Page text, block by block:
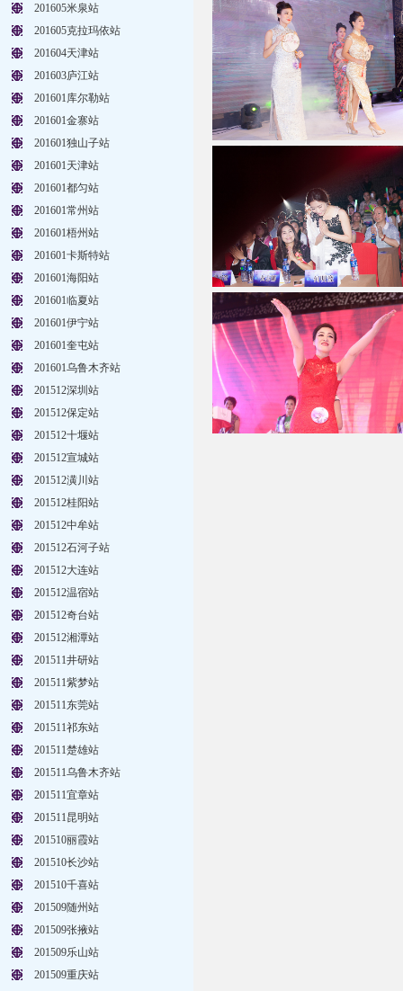
201605米泉站
201605克拉玛依站
201604天津站
201603庐江站
201601库尔勒站
201601金寨站
201601独山子站
201601天津站
201601都匀站
201601常州站
201601梧州站
201601卡斯特站
201601海阳站
201601临夏站
201601伊宁站
201601奎屯站
201601乌鲁木齐站
201512深圳站
201512保定站
201512十堰站
201512宣城站
201512潢川站
201512桂阳站
201512中牟站
201512石河子站
201512大连站
201512温宿站
201512奇台站
201512湘潭站
201511井研站
201511紫梦站
201511东莞站
201511祁东站
201511楚雄站
201511乌鲁木齐站
201511宜章站
201511昆明站
201510丽霞站
201510长沙站
201510千喜站
201509随州站
201509张掖站
201509乐山站
201509重庆站